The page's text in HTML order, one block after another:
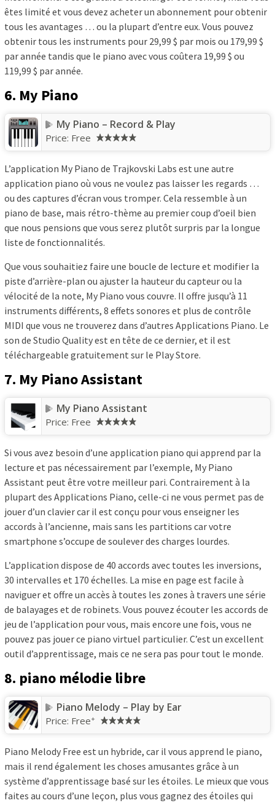
êtes limité et vous devez acheter un abonnement pour obtenir
tous les avantages … ou la plupart d’entre eux. Vous pouvez
obtenir tous les instruments pour 29,99 $ par mois ou 179,99 $
par année tandis que le piano avec vous coûtera 19,99 $ ou
119,99 $ par année.
6. My Piano
My Piano – Record & Play
Price: Free
L’application My Piano de Trajkovski Labs est une autre
application piano où vous ne voulez pas laisser les regards …
ou des captures d’écran vous tromper. Cela ressemble à un
piano de base, mais rétro-thème au premier coup d’oeil bien
que nous pensions que vous serez plutôt surpris par la longue
liste de fonctionnalités.
Que vous souhaitiez faire une boucle de lecture et modifier la
piste d’arrière-plan ou ajuster la hauteur du capteur ou la
vélocité de la note, My Piano vous couvre. Il offre jusqu’à 11
instruments différents, 8 effets sonores et plus de contrôle
MIDI que vous ne trouverez dans d’autres Applications Piano. Le
son de Studio Quality est en tête de ce dernier, et il est
téléchargeable gratuitement sur le Play Store.
7. My Piano Assistant
My Piano Assistant
Price: Free
Si vous avez besoin d’une application piano qui apprend par la
lecture et pas nécessairement par l’exemple, My Piano
Assistant peut être votre meilleur pari. Contrairement à la
plupart des Applications Piano, celle-ci ne vous permet pas de
jouer d’un clavier car il est conçu pour vous enseigner les
accords à l’ancienne, mais sans les partitions car votre
smartphone s’occupe de soulever des charges lourdes.
L’application dispose de 40 accords avec toutes les inversions,
30 intervalles et 170 échelles. La mise en page est facile à
naviguer et offre un accès à toutes les zones à travers une série
de balayages et de robinets. Vous pouvez écouter les accords de
jeu de l’application pour vous, mais encore une fois, vous ne
pouvez pas jouer ce piano virtuel particulier. C’est un excellent
outil d’apprentissage, mais ce ne sera pas pour tout le monde.
8. piano mélodie libre
Piano Melody – Play by Ear
Price: Free+
Piano Melody Free est un hybride, car il vous apprend le piano,
mais il rend également les choses amusantes grâce à un
système d’apprentissage basé sur les étoiles. Le mieux que vous
faites au cours d’une leçon, plus vous gagnez des étoiles qui